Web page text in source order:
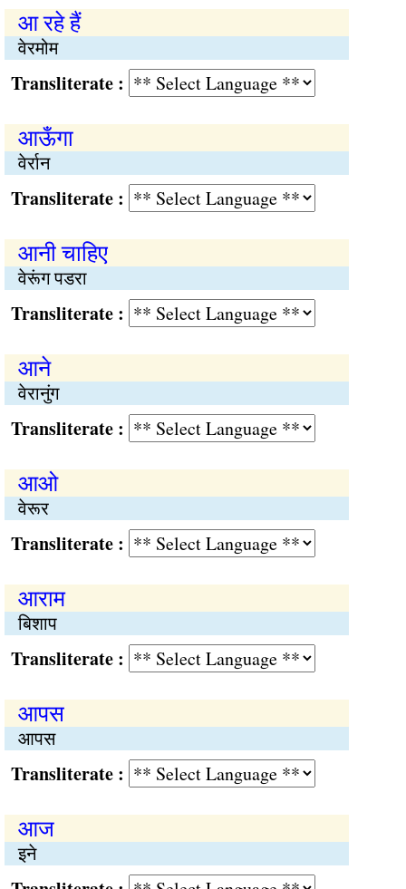
आ रहे हैं
वेरमोम
:
आऊँगा
वेर्रान
:
आनी चाहिए
वेरूंग पडरा
:
आने
वेरानुंग
:
आओ
वेरूर
:
आराम
बिशाप
:
आपस
आपस
:
आज
इने